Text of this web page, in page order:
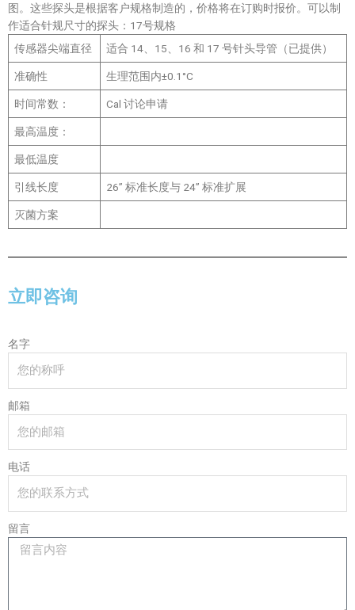
图。这些探头是根据客户规格制造的，价格将在订购时报价。可以制
作适合针规尺寸的探头：17号规格
传感器尖端直径
适合 14、15、16 和 17 号针头导管（已提供）
准确性 生理范围内±0.1°C
时间常数： Cal 讨论申请
最高温度：
最低温度
引线长度 26” 标准长度与 24” 标准扩展
灭菌方案
立即咨询
名字
邮箱
电话
留言